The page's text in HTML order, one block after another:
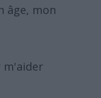
âge, mon
m'aider